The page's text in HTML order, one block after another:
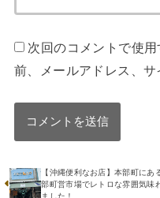
次回のコメントで使
前、メールアドレス、サ
【沖縄便利なお店】本部町にあ
部町営市場でレトロな雰囲気味
ました！